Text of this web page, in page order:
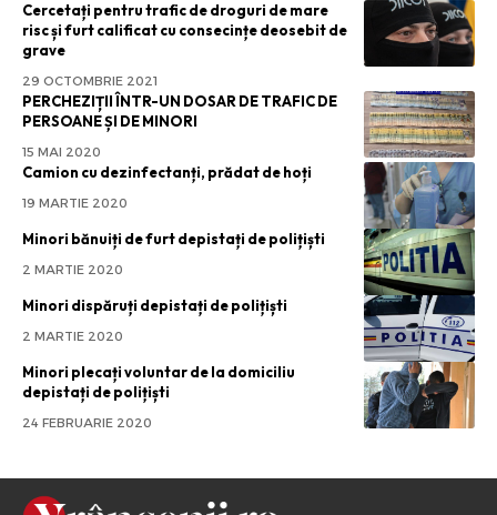
Cercetați pentru trafic de droguri de mare
risc și furt calificat cu consecințe deosebit de
grave
29 OCTOMBRIE 2021
PERCHEZIȚII ÎNTR-UN DOSAR DE TRAFIC DE
PERSOANE ȘI DE MINORI
15 MAI 2020
Camion cu dezinfectanți, prădat de hoți
19 MARTIE 2020
Minori bănuiți de furt depistați de polițiști
2 MARTIE 2020
Minori dispăruți depistați de polițiști
2 MARTIE 2020
Minori plecați voluntar de la domiciliu
depistați de polițiști
24 FEBRUARIE 2020